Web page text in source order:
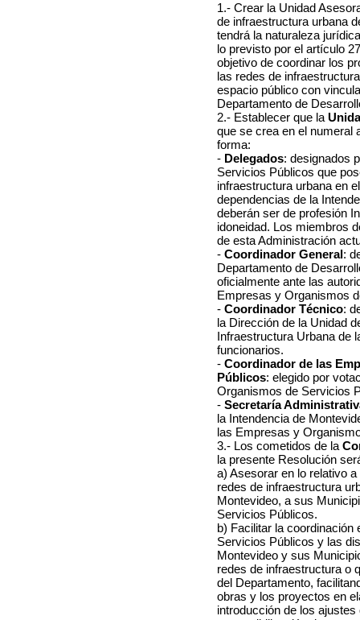
1.- Crear la Unidad
de infraestructura urbana
tendrá la naturaleza
lo previsto por el artículo
objetivo de coordinar los
las redes de
espacio público con
Departamento de
2.- Establecer que la
que se crea en el numeral
forma:
- Delegados: designados
Servicios Públicos que
infraestructura urbana en
dependencias de la
deberán ser de profesión
idoneidad. Los miembros
de esta Administración
- Coordinador General:
Departamento de
oficialmente ante las
Empresas y Organismos
- Coordinador Técnico:
la Dirección de la Unidad
Infraestructura Urbana de
funcionarios.
- Coordinador de las
Públicos: elegido por
Organismos de Servicios
- Secretaría
la Intendencia de
las Empresas y
3.- Los cometidos de la
la presente Resolución
a) Asesorar en lo relativo
redes de infraestructura
Montevideo, a sus
Servicios Públicos.
b) Facilitar la
Servicios Públicos y las
Montevideo y sus
redes de infraestructura o
del Departamento,
obras y los proyectos en
introducción de los